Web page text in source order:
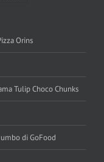
Orins
Tulip Choco Chunks
di GoFood